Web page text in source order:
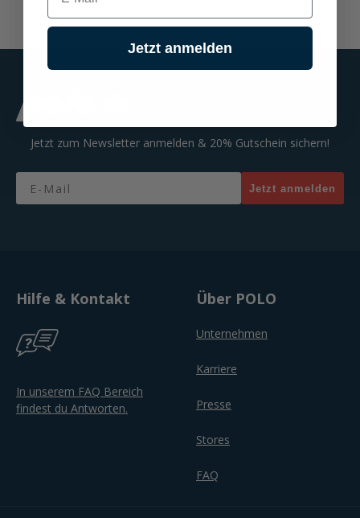
Jetzt zum Newsletter anmelden & 20% Gutschein sichern!
Email
Hilfe & Kontakt
In unserem FAQ Bereich
findest du Antworten.
Über POLO
Unternehmen
Karriere
Presse
Stores
FAQ
Jetzt anmelden